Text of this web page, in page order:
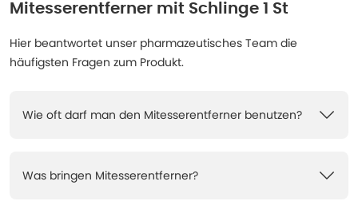
Mitesserentferner mit Schlinge 1 St
Hier beantwortet unser pharmazeutisches Team die
häufigsten Fragen zum Produkt.
Wie oft darf man den Mitesserentferner benutzen?
Was bringen Mitesserentferner?